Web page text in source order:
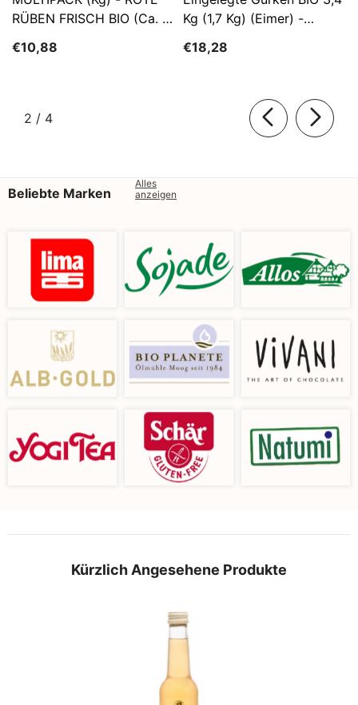
RÜBEN FRISCH BIO (ca. 5
€10,88
Kg (1,7 Kg) (Eimer) -
€18,28
2 / von
4
Beliebte Marken
Alles
anzeigen
Kürzlich Angesehene Produkte